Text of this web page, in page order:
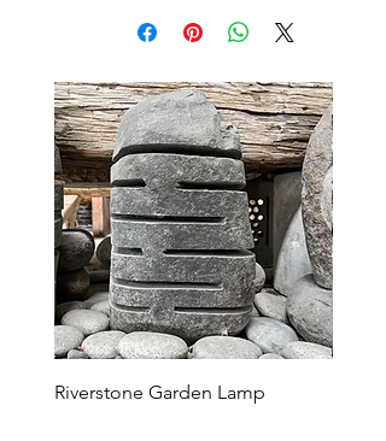
170-180 x 90-100 x H. 60 cm
Riverstone Garden Lamp